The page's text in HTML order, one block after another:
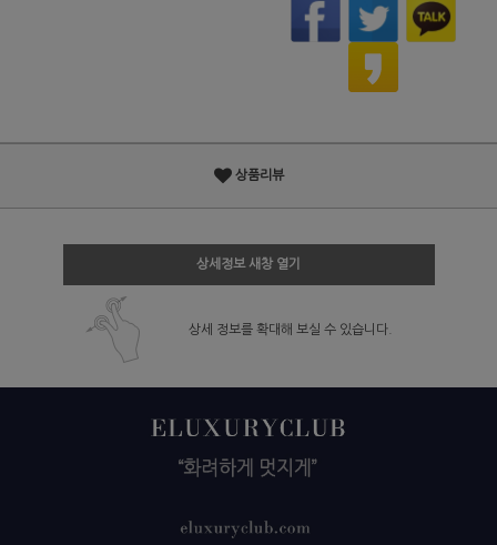
상품리뷰
상세정보 새창 열기
상세 정보를 확대해 보실 수 있습니다.